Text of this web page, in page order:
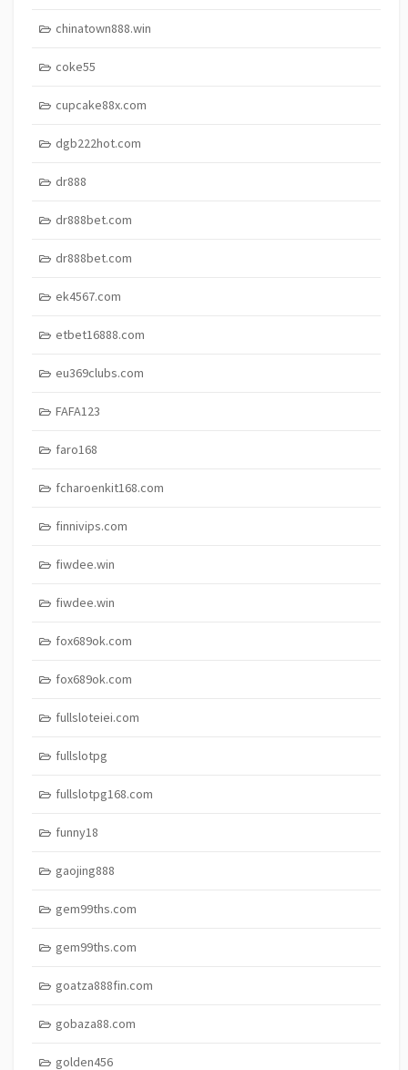
chinatown888.win
coke55
cupcake88x.com
dgb222hot.com
dr888
dr888bet.com
dr888bet.com
ek4567.com
etbet16888.com
eu369clubs.com
FAFA123
faro168
fcharoenkit168.com
finnivips.com
fiwdee.win
fiwdee.win
fox689ok.com
fox689ok.com
fullsloteiei.com
fullslotpg
fullslotpg168.com
funny18
gaojing888
gem99ths.com
gem99ths.com
goatza888fin.com
gobaza88.com
golden456